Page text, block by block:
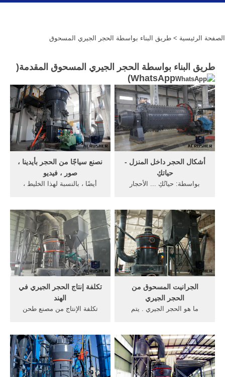
الصفحة الرئيسية > طريق البناء بواسطة الحجر الجيري المسحوق
طريق البناء بواسطة الحجر الجيري المسحوق المقدمة(
WhatsApp
)
نصنع سياجًا من الحجر بأيدينا ،
صور ، فيديو
أيضًا ، بالنسبة لهذا الخليط ،
على طول السياج وارتفاعه. من
الأفضل اختيار الأسمنت بعلامة
300 ، لأنه مناسب بشكل أفضل
لمثل هذا البناء.
أشكال الحجر داخل المنزل -
حياتكِ
بواسطة: حياتُكِ ... الأحجار
طريق استخدام الكتل صغيرة
والملساء كديكور حول حوض
الإستحمام على الأرض. ...
يُمكنكِ اختيار الحجر الجيري
عادةً في ...
تكلفة إنتاج الحجر الجيري في
الهند
تكلفة الإنتاج من مصنع طحن
حساب تكلفة, تحتاج صناعه
إنتاج الاسمنت إلى المواد
.الحجر الجيري تجهيز مصنع
تصميم الهند,سحق وغربلة
الجرانيت المسحوق من
الحجر الجيري
ما هو الحجر الجيري . يتم
، وكذلك حسب الغرض. حسب
طبيعة المنشأ ، تنقسم مواد
البناء هذه إلى أنواع عديدة ،
ومن الضروري إبراز مثل: